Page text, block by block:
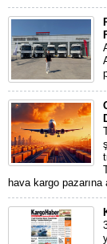
hava kargo pazarına